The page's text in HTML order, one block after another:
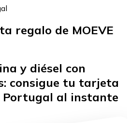
regalo de MOEVE
y diésel con
consigue tu tarjeta
Portugal al instante